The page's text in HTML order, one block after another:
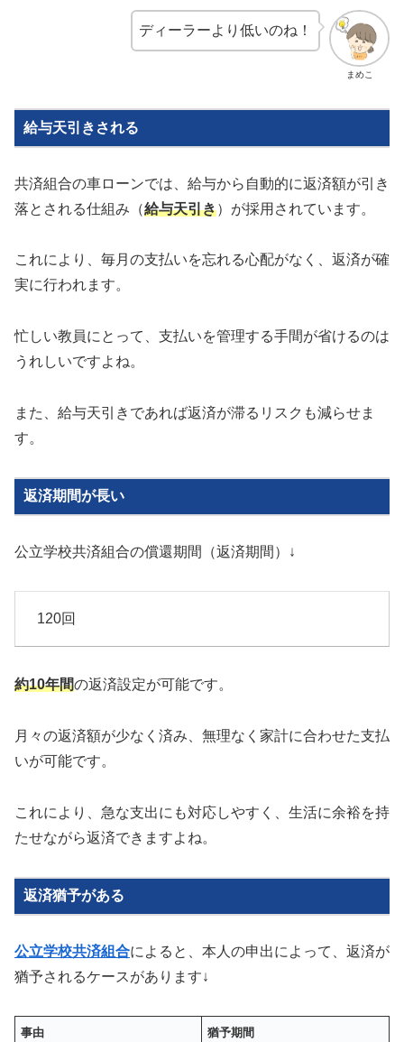
まめこ
ディーラーより低いのね！
給与天引きされる
共済組合の車ローンでは、給与から自動的に返済額が引き
落とされる仕組み（給与天引き）が採用されています。
これにより、毎月の支払いを忘れる心配がなく、返済が確
実に行われます。
忙しい教員にとって、支払いを管理する手間が省けるのは
うれしいですよね。
また、給与天引きであれば返済が滞るリスクも減らせま
す。
返済期間が長い
公立学校共済組合の償還期間（返済期間）↓
120回
約10年間の返済設定が可能です。
月々の返済額が少なく済み、無理なく家計に合わせた支払
いが可能です。
これにより、急な支出にも対応しやすく、生活に余裕を持
たせながら返済できますよね。
返済猶予がある
公立学校共済組合によると、本人の申出によって、返済が
猶予されるケースがあります↓
事由 猶予期間